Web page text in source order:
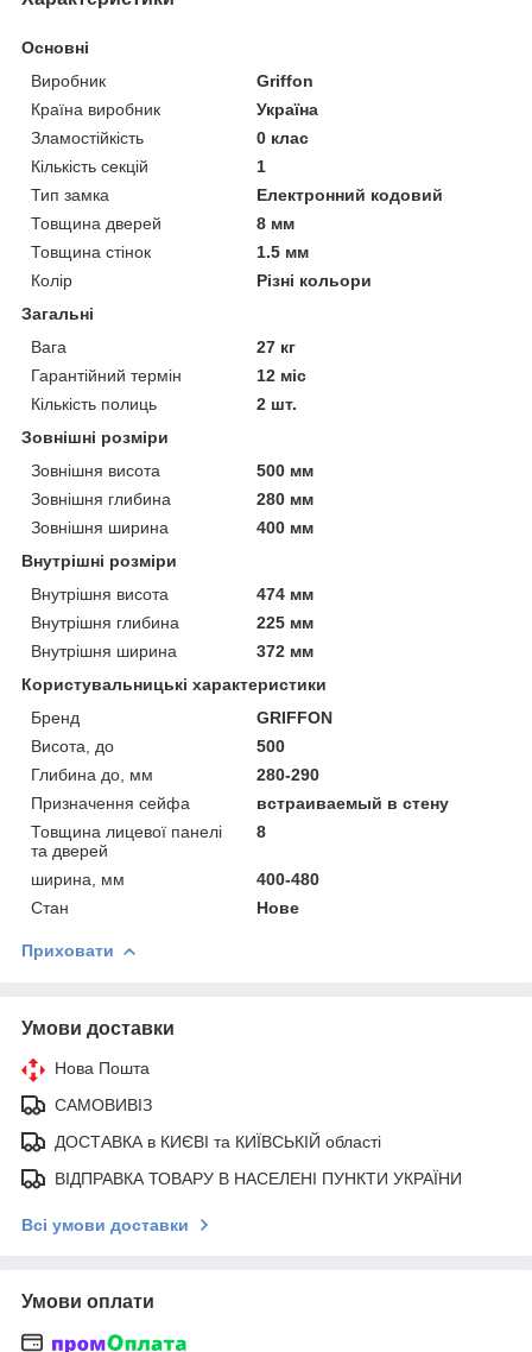
Основні
Виробник
Griffon
Країна виробник
Україна
Зламостійкість
0 клас
Кількість секцій
1
Тип замка
Електронний кодовий
Товщина дверей
8 мм
Товщина стінок
1.5 мм
Колір
Різні кольори
Загальні
Вага
27 кг
Гарантійний термін
12 міс
Кількість полиць
2 шт.
Зовнішні розміри
Зовнішня висота
500 мм
Зовнішня глибина
280 мм
Зовнішня ширина
400 мм
Внутрішні розміри
Внутрішня висота
474 мм
Внутрішня глибина
225 мм
Внутрішня ширина
372 мм
Користувальницькі характеристики
Бренд
GRIFFON
Висота, до
500
Глибина до, мм
280-290
Призначення сейфа
встраиваемый в стену
Товщина лицевої панелі
та дверей
8
ширина, мм
400-480
Стан
Нове
Приховати
Умови доставки
Нова Пошта
САМОВИВІЗ
ДОСТАВКА в КИЄВІ та КИЇВСЬКІЙ області
ВІДПРАВКА ТОВАРУ В НАСЕЛЕНІ ПУНКТИ УКРАЇНИ
Всі умови доставки
Умови оплати